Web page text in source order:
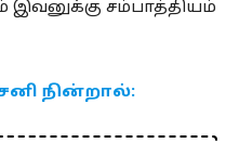
சம்பாத்தியம்
நின்றால்: